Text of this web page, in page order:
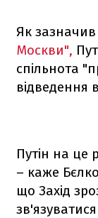
Як зазначив
Москви",
спільнота
відведення
Путін на це
– каже
що Захід